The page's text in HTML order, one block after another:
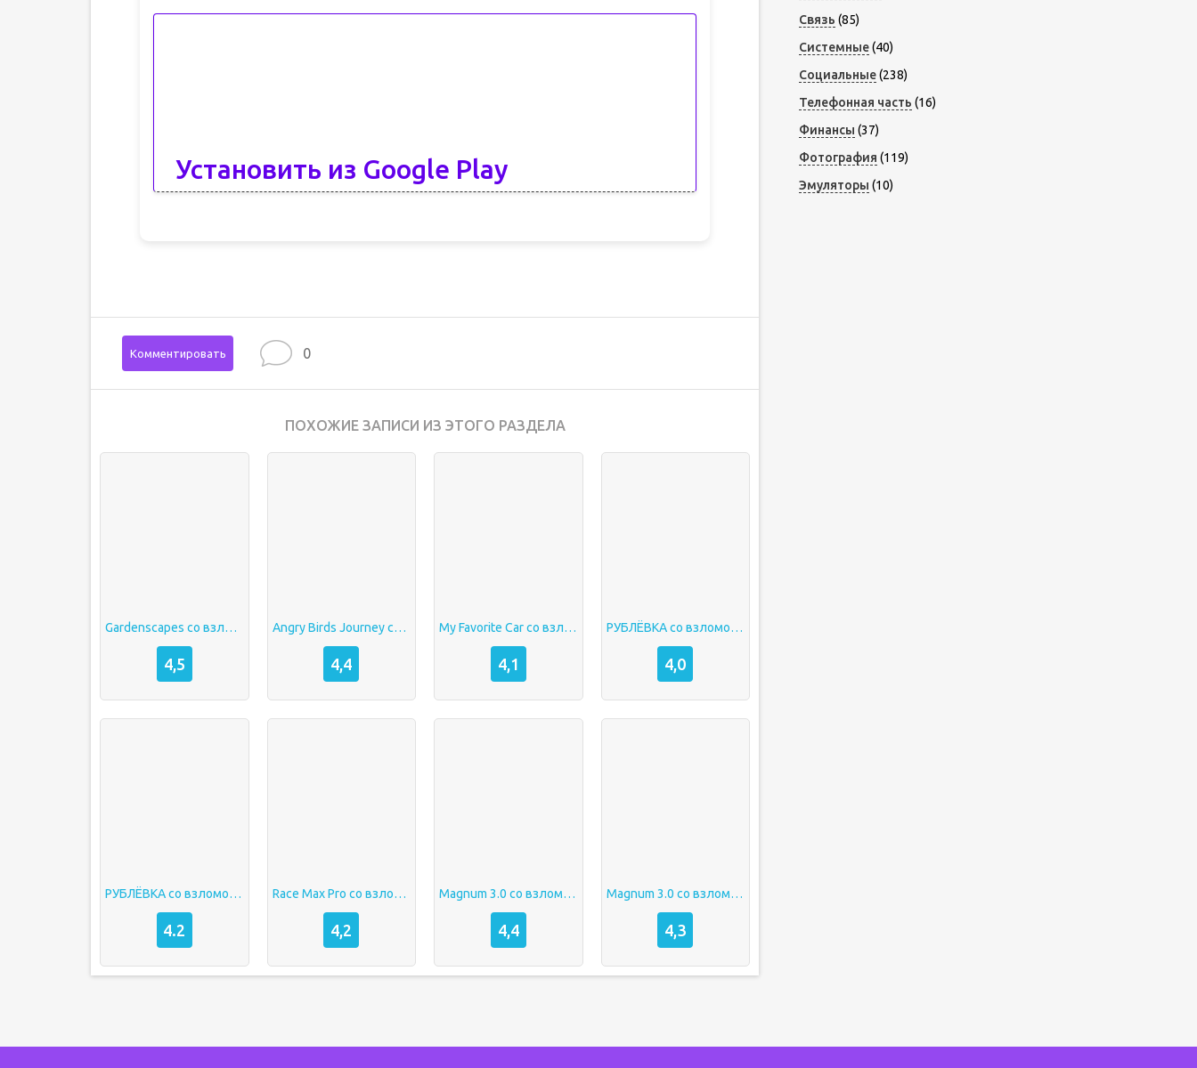
Установить из Google Play
Комментировать 0
ПОХОЖИЕ ЗАПИСИ ИЗ ЭТОГО РАЗДЕЛА
Gardenscapes со взломом на деньги
4,5
Angry Birds Journey со взломом на деньги
4,4
My Favorite Car со взломом на деньги
4,1
РУБЛЁВКА со взломом на деньги
4,0
РУБЛЁВКА со взломом на деньги
4.2
Race Max Pro со взломом на деньги
4,2
Magnum 3.0 со взломом на деньги
4,4
Magnum 3.0 со взломом на деньги
4,3
Связь (85)
Системные(40)
Социальные(238)
Телефонная часть (16)
Финансы (37)
Фотография (119)
Эмуляторы (10)